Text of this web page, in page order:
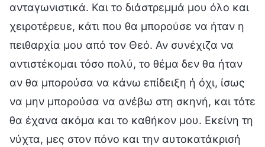
ανταγωνιστικά. Και το διάστρεμμά μου όλο και
χειροτέρευε, κάτι που θα μπορούσε να ήταν η
πειθαρχία μου από τον Θεό. Αν συνέχιζα να
αντιστέκομαι τόσο πολύ, το θέμα δεν θα ήταν
αν θα μπορούσα να κάνω επίδειξη ή όχι, ίσως
να μην μπορούσα να ανέβω στη σκηνή, και τότε
θα έχανα ακόμα και το καθήκον μου. Εκείνη τη
νύχτα, μες στον πόνο και την αυτοκατάκρισή